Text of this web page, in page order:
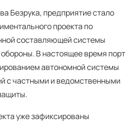
Безрука, предприятие стало
проекта по
составляющей системы
В настоящее время порт
автономной системы
с частными и ведомственными
уже зафиксированы